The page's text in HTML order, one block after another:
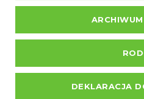
DEKLARACJA